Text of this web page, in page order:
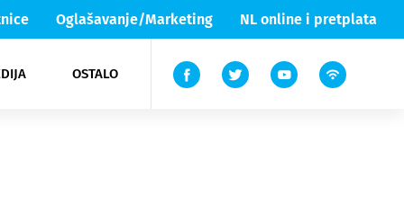
Oglašavanje/Marketing NL online i pretplata
OSTALO
Lika & Senj
TV